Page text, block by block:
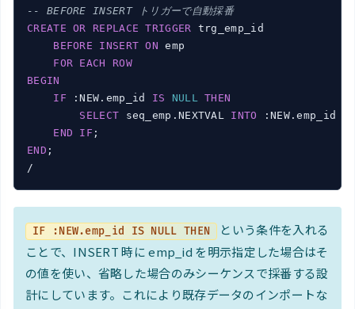
-- BEFORE INSERT トリガーで自動採番
CREATE
OR REPLACE TRIGGER trg_emp_id
BEFORE
INSERT ON emp
FOR EACH
ROW
BEGIN
IF :NEW.emp_id IS NULL THEN
SELECT seq_emp.NEXTVAL INTO :NEW.emp_id
END
IF
END ;
IF :NEW.emp_id IS NULL THEN
という条件を入れる
ことで、INSERT 時に emp_id を明示指定した場合はそ
の値を使い、省略した場合のみシーケンスで採番する設
計にしています。これにより既存データのインポートな